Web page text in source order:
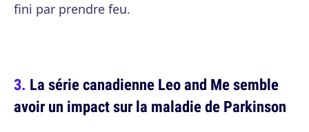
fini par prendre feu.
La série canadienne Leo and Me semble
avoir un impact sur la maladie de Parkinson